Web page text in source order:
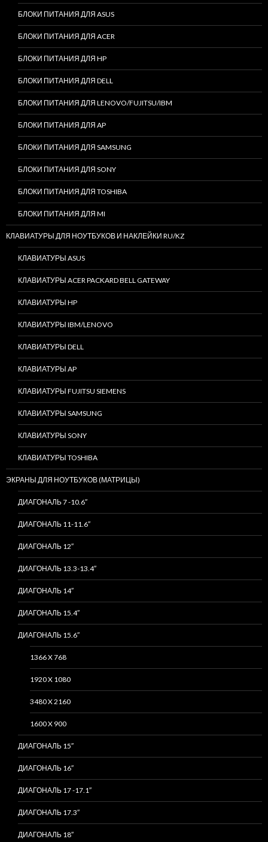
БЛОКИ ПИТАНИЯ ДЛЯ ASUS
БЛОКИ ПИТАНИЯ ДЛЯ ACER
БЛОКИ ПИТАНИЯ ДЛЯ HP
БЛОКИ ПИТАНИЯ ДЛЯ DELL
БЛОКИ ПИТАНИЯ ДЛЯ LENOVO/FUJITSU/IBM
БЛОКИ ПИТАНИЯ ДЛЯ AP
БЛОКИ ПИТАНИЯ ДЛЯ SAMSUNG
БЛОКИ ПИТАНИЯ ДЛЯ SONY
БЛОКИ ПИТАНИЯ ДЛЯ TOSHIBA
БЛОКИ ПИТАНИЯ ДЛЯ MI
КЛАВИАТУРЫ ДЛЯ НОУТБУКОВ И НАКЛЕЙКИ RU/KZ
КЛАВИАТУРЫ ASUS
КЛАВИАТУРЫ ACER PACKARD BELL GATEWAY
КЛАВИАТУРЫ HP
КЛАВИАТУРЫ IBM/LENOVO
КЛАВИАТУРЫ DELL
КЛАВИАТУРЫ AP
КЛАВИАТУРЫ FUJITSU SIEMENS
КЛАВИАТУРЫ SAMSUNG
КЛАВИАТУРЫ SONY
КЛАВИАТУРЫ TOSHIBA
ЭКРАНЫ ДЛЯ НОУТБУКОВ (МАТРИЦЫ)
ДИАГОНАЛЬ 7 -10.6″
ДИАГОНАЛЬ 11-11.6″
ДИАГОНАЛЬ 12″
ДИАГОНАЛЬ 13.3-13.4″
ДИАГОНАЛЬ 14″
ДИАГОНАЛЬ 15.4″
ДИАГОНАЛЬ 15.6″
1366 X 768
1920 X 1080
3480 X 2160
1600 X 900
ДИАГОНАЛЬ 15″
ДИАГОНАЛЬ 16″
ДИАГОНАЛЬ 17 -17.1″
ДИАГОНАЛЬ 17.3″
ДИАГОНАЛЬ 18″